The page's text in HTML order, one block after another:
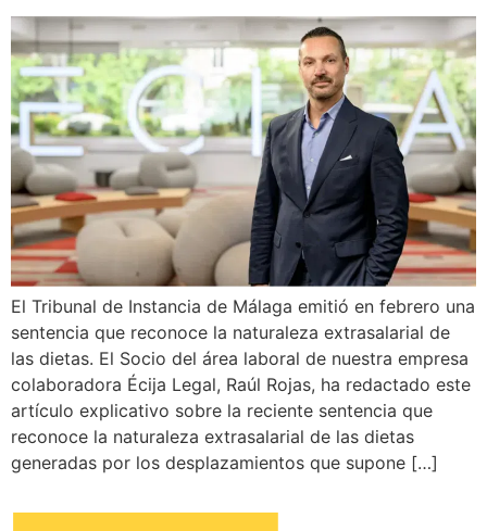
El Tribunal de Instancia de Málaga emitió en febrero una
sentencia que reconoce la naturaleza extrasalarial de
las dietas. El Socio del área laboral de nuestra empresa
colaboradora Écija Legal, Raúl Rojas, ha redactado este
artículo explicativo sobre la reciente sentencia que
reconoce la naturaleza extrasalarial de las dietas
generadas por los desplazamientos que supone […]